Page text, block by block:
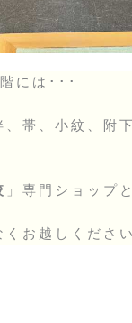
には･･･
、帯、小紋、附
」専門ショップ
お越しくださ